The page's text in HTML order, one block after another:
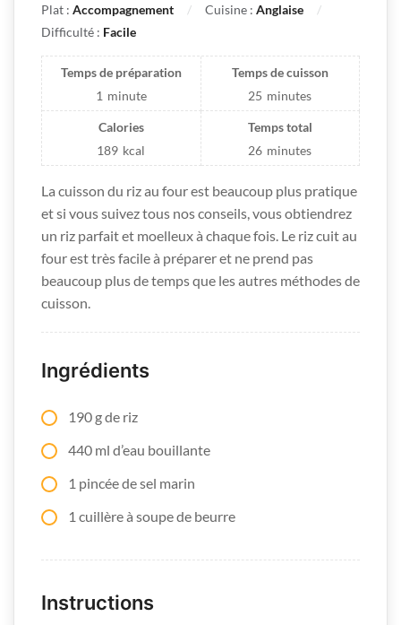
Plat : Accompagnement Cuisine : Anglaise
Difficulté : Facile
Temps de préparation
1 minute
Temps de cuisson
25 minutes
Calories
189 kcal
Temps total
26 minutes
La cuisson du riz au four est beaucoup plus pratique
et si vous suivez tous nos conseils, vous obtiendrez
un riz parfait et moelleux à chaque fois. Le riz cuit au
four est très facile à préparer et ne prend pas
beaucoup plus de temps que les autres méthodes de
cuisson.
Ingrédients
190 g de riz
440 ml d’eau bouillante
1 pincée de sel marin
1 cuillère à soupe de beurre
Instructions